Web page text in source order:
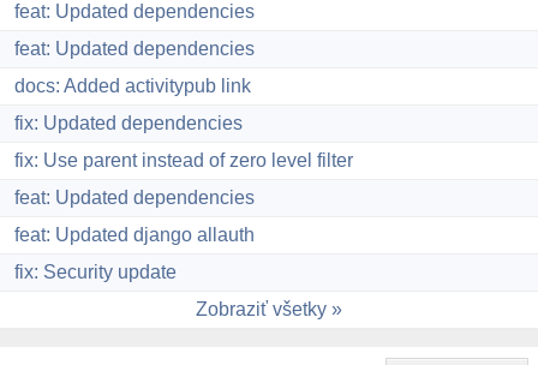
feat: Updated dependencies
feat: Updated dependencies
docs: Added activitypub link
fix: Updated dependencies
fix: Use parent instead of zero level filter
feat: Updated dependencies
feat: Updated django allauth
fix: Security update
Zobraziť všetky